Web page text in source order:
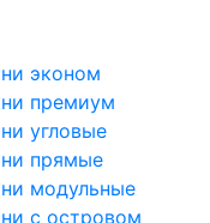
эконом
премиум
угловые
прямые
модульные
с островом